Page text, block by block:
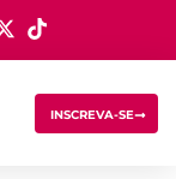
INSCREVA-SE